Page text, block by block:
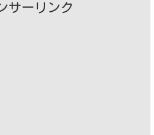
サーリンク